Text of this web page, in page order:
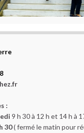
:
9 h 30 à 12 h et 14 h à
30( fermé le matin pour